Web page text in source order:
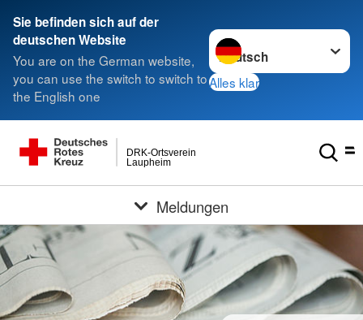
Sie befinden sich auf der
deutschen Website
You are on the German website,
you can use the switch to switch to
the English one
Sprache wechseln zu
Alles klar
Laupheim
DRK-Ortsverein
Meldungen